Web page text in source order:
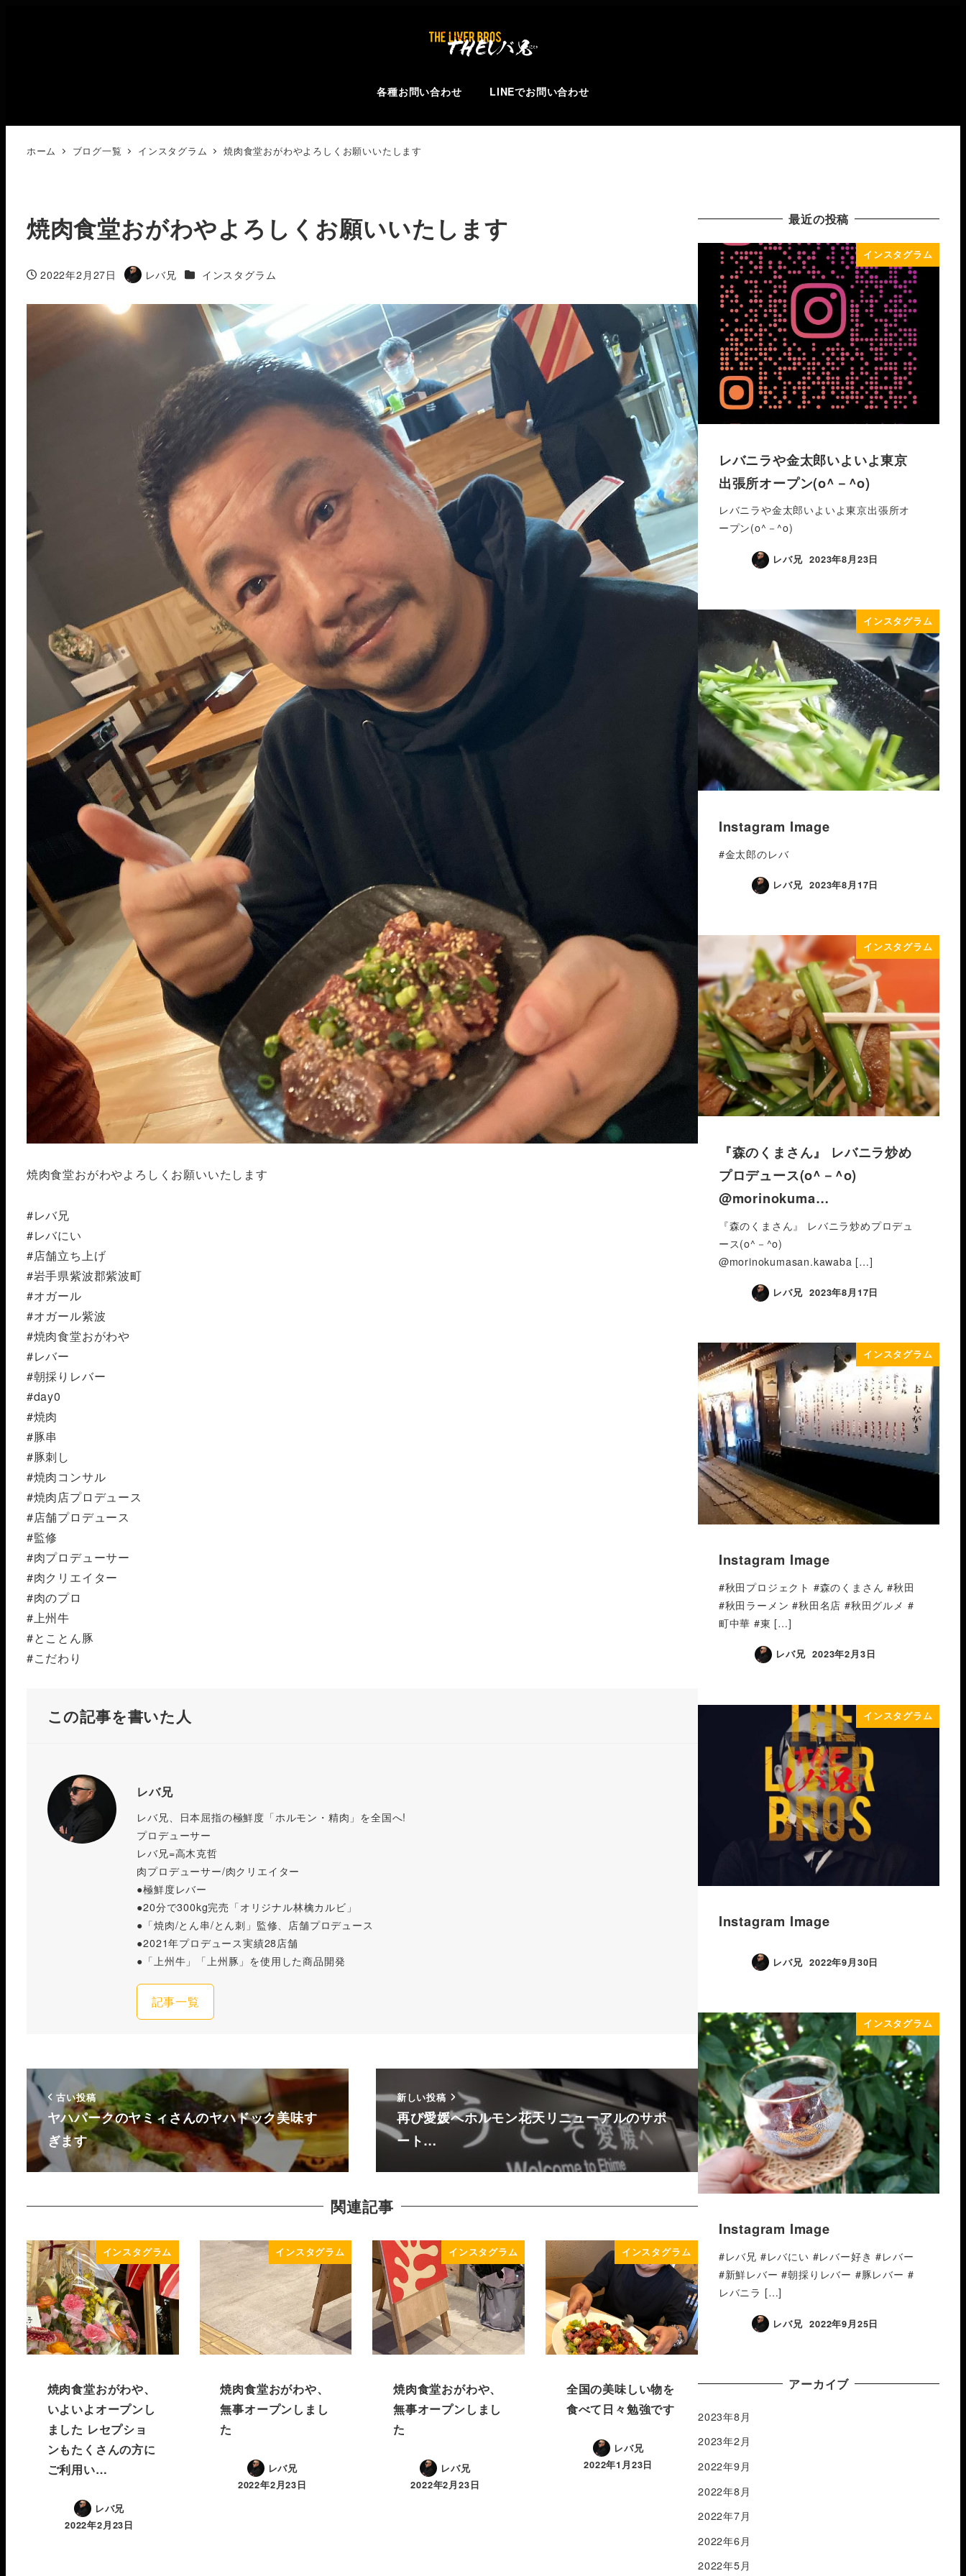
各種お問い合わせ LINEでお問い合わせ
ホーム ブログ一覧 インスタグラム 焼肉食堂おがわやよろしくお願いいたします
焼肉食堂おがわやよろしくお願いいたします
投稿日
2022年2月27日
著
レバ兄 カテゴリー
インスタグラム
焼肉食堂おがわやよろしくお願いいたします
#レバ兄
#レバにい
#店舗立ち上げ
#岩手県紫波郡紫波町
#オガール
#オガール紫波
#焼肉食堂おがわや
#レバー
#朝採りレバー
#day0
#焼肉
#豚串
#豚刺し
#焼肉コンサル
#焼肉店プロデュース
#店舗プロデュース
#監修
#肉プロデューサー
#肉クリエイター
#肉のプロ
#上州牛
#とことん豚
#こだわり
この記事を書いた人
レバ兄
レバ兄、日本屈指の極鮮度「ホルモン・精肉」を全国へ!
プロデューサー
レバ兄=高木克哲
肉プロデューサー/肉クリエイター
●極鮮度レバー
●20分で300kg完売「オリジナル林檎カルビ」
●「焼肉/とん串/とん刺」監修、店舗プロデュース
●2021年プロデュース実績28店舗
●「上州牛」「上州豚」を使用した商品開発
記事一覧
古い投稿
ヤハパークのヤミィさんのヤハドック美味す
ぎます
新しい投稿
再び愛媛へ️ホルモン花天リニューアルのサポ
ート…
関連記事
インスタグラム
焼肉食堂おがわや、
いよいよオープンし
ました レセプショ
ンもたくさんの方に
ご利用い…
レバ兄
2022年2月23日
インスタグラム
焼肉食堂おがわや、
無事オープンしまし
た
レバ兄
2022年2月23日
インスタグラム
焼肉食堂おがわや、
無事オープンしまし
た
レバ兄
2022年2月23日
インスタグラム
全国の美味しい物を
食べて日々勉強です
レバ兄
2022年1月23日
最近の投稿
インスタグラム
レバニラや金太郎いよいよ東京
出張所オープン(o^－^o)
レバニラや金太郎いよいよ東京出張所オ
ープン(o^－^o)
レバ兄 2023年8月23日
インスタグラム
Instagram Image
#金太郎のレバ
レバ兄 2023年8月17日
インスタグラム
『森のくまさん』 レバニラ炒め
プロデュース(o^－^o)
@morinokuma…
『森のくまさん』 レバニラ炒めプロデュ
ース(o^－^o)
@morinokumasan.kawaba […]
レバ兄 2023年8月17日
インスタグラム
Instagram Image
#秋田プロジェクト #森のくまさん #秋田
#秋田ラーメン #秋田名店 #秋田グルメ #
町中華 #東 […]
レバ兄 2023年2月3日
インスタグラム
Instagram Image
レバ兄 2022年9月30日
インスタグラム
Instagram Image
#レバ兄 #レバにい #レバー好き #レバー
#新鮮レバー #朝採りレバー #豚レバー #
レバニラ […]
レバ兄 2022年9月25日
アーカイブ
2023年8月
2023年2月
2022年9月
2022年8月
2022年7月
2022年6月
2022年5月